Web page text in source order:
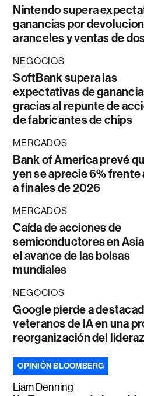
Nintendo supera
ganancias por
aranceles y ventas de
NEGOCIOS
SoftBank supera las
expectativas de
gracias al repunte de
de fabricantes de chips
MERCADOS
Bank of America prevé
yen se aprecie 6% frente
a finales de 2026
MERCADOS
Caída de acciones de
semiconductores en
el avance de las bolsas
mundiales
NEGOCIOS
Google pierde a
veteranos de IA en una
reorganización del
OPINIÓN BLOOMBERG
Liam Denning